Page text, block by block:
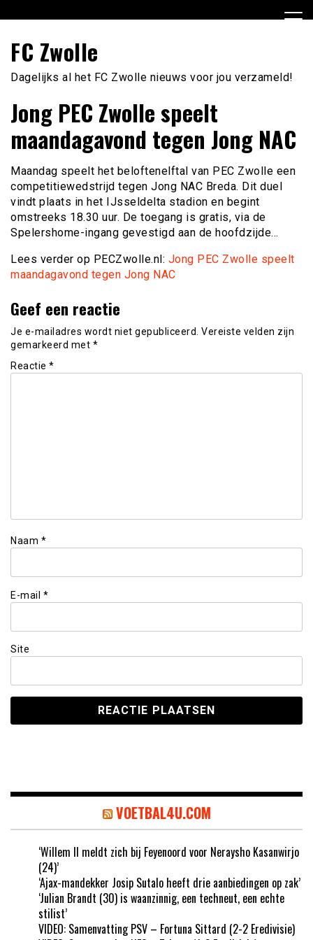
naar
inhoudFC Zwolle
Dagelijks al het FC Zwolle nieuws voor jou verzameld!
Jong PEC Zwolle speelt
maandagavond tegen Jong NAC
Maandag speelt het beloftenelftal van PEC Zwolle een
competitiewedstrijd tegen Jong NAC Breda. Dit duel
vindt plaats in het IJsseldelta stadion en begint
omstreeks 18.30 uur. De toegang is gratis, via de
Spelershome-ingang gevestigd aan de hoofdzijde…
Lees verder op PECZwolle.nl: Jong PEC Zwolle speelt
maandagavond tegen Jong NAC
Geef een reactie
Je e-mailadres wordt niet gepubliceerd. Vereiste velden zijn
gemarkeerd met *
Reactie *
Naam *
E-mail *
Site
VOETBAL4U.COM
‘Willem II meldt zich bij Feyenoord voor Neraysho Kasanwirjo
(24)’
‘Ajax-mandekker Josip Sutalo heeft drie aanbiedingen op zak’
‘Julian Brandt (30) is waanzinnig, een techneut, een echte
stilist’
VIDEO: Samenvatting PSV – Fortuna Sittard (2-2 Eredivisie)